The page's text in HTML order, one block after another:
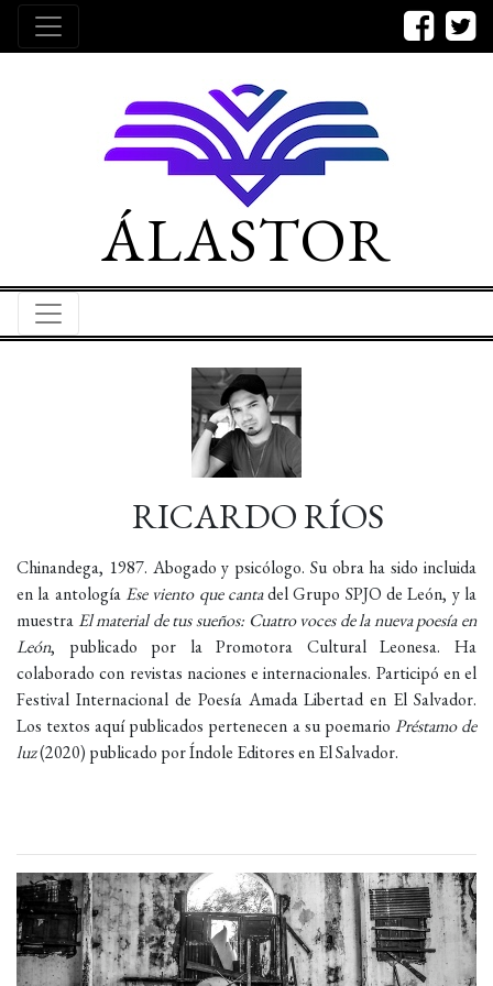
ÁLASTOR
RICARDO RÍOS
Chinandega, 1987. Abogado y psicólogo. Su obra ha sido incluida
en la antología Ese viento que cantadel Grupo SPJO de León, y la
muestra El material de tus sueños: Cuatro voces de la nueva poesía en
León, publicado por la Promotora Cultural Leonesa. Ha
colaborado con revistas naciones e internacionales. Participó en el
Festival Internacional de Poesía Amada Libertad en El Salvador.
Los textos aquí publicados pertenecen a su poemario Préstamo de
luz(2020) publicado por Índole Editores en El Salvador.